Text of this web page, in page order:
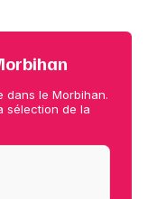
dans le Morbihan.
sélection de la